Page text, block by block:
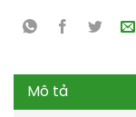
Mô tả